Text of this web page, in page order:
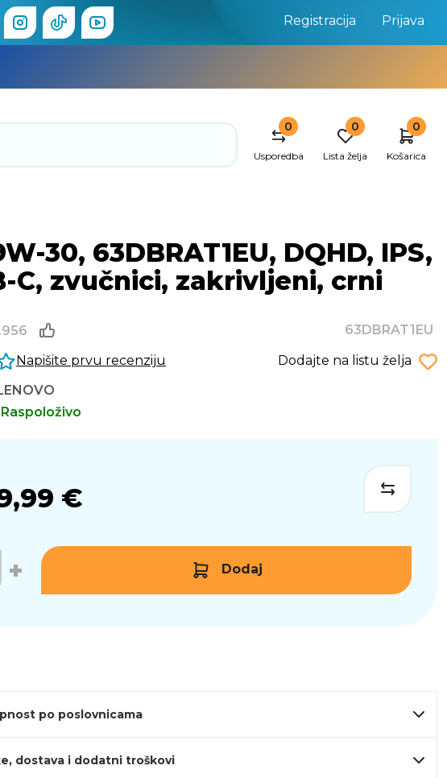
Registracija Prijava
—❯
0
Usporedba
0
Lista želja
0
Košarica
30, 63DBRAT1EU, DQHD, IPS,
C, zvučnici, zakrivljeni, crni
63DBRAT1EU
Napišite prvu recenziju
Dodajte na listu želja
Raspoloživo
€
Dodaj
po poslovnicama
dostava i dodatni troškovi